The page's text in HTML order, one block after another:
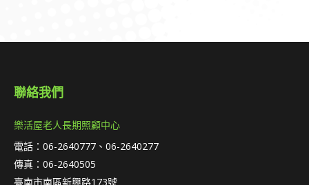
聯絡我們
樂活屋老人長期照顧中心
電話：06-2640777、06-2640277
傳真：06-2640505
臺南市南區新興路173號